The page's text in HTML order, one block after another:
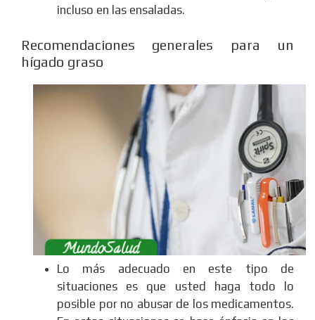
incluso en las ensaladas.
Recomendaciones generales para un
hígado graso
Lo más adecuado en este tipo de
situaciones es que usted haga todo lo
posible por no abusar de los medicamentos.